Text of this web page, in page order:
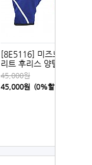
[8E5116] 미즈노 글로벌 엘
리트 후리스 양털장갑 (청
45,000원
45,000원 (0%할인)